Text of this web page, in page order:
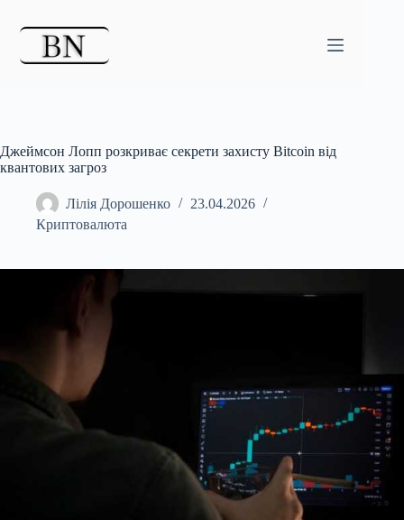
Джеймсон Лопп розкриває секрети захисту Bitcoin від
квантових загроз
Лілія Дорошенко
23.04.2026
Криптовалюта